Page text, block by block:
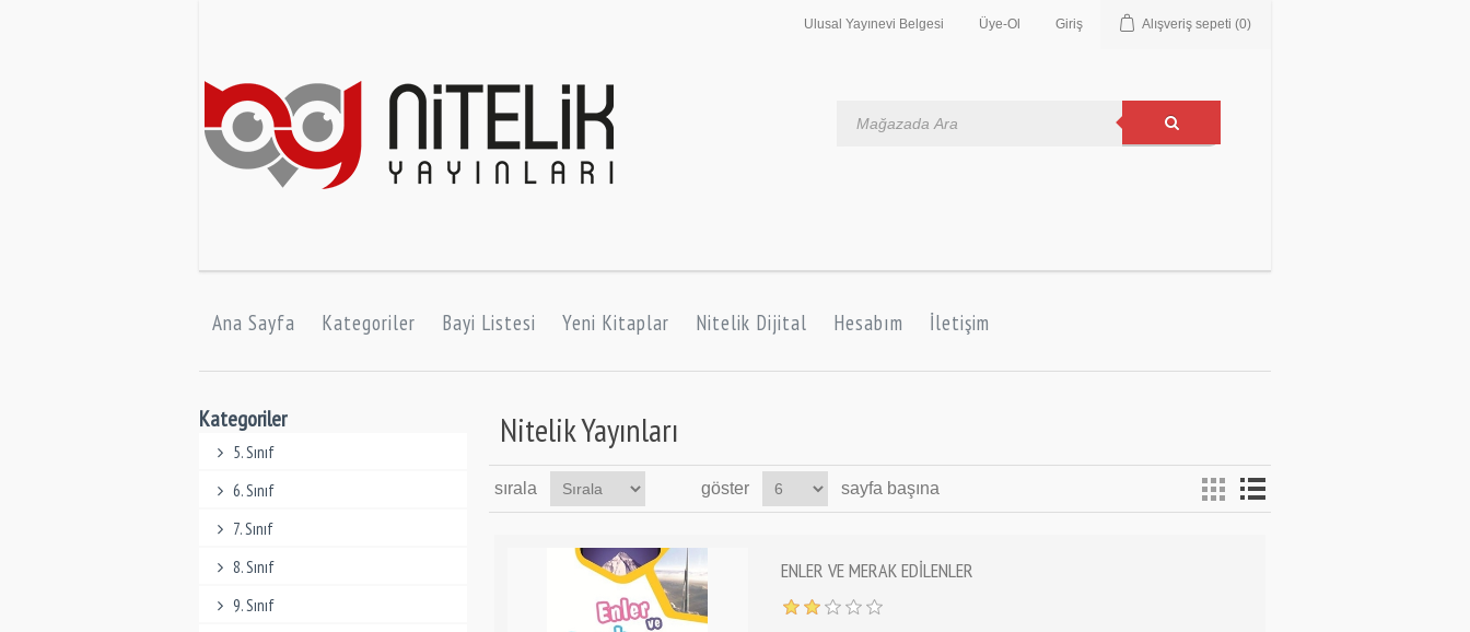
Ulusal Yayınevi Belgesi Üye-Ol Giriş Alışveriş sepeti (0)
Ana Sayfa Kategoriler Bayi Listesi Yeni Kitaplar Nitelik Dijital Hesabım İletişim
Kategoriler
5. Sınıf
6. Sınıf
7. Sınıf
8. Sınıf
9. Sınıf
Nitelik Yayınları
sırala göster sayfa başına
ENLER VE MERAK EDİLENLER